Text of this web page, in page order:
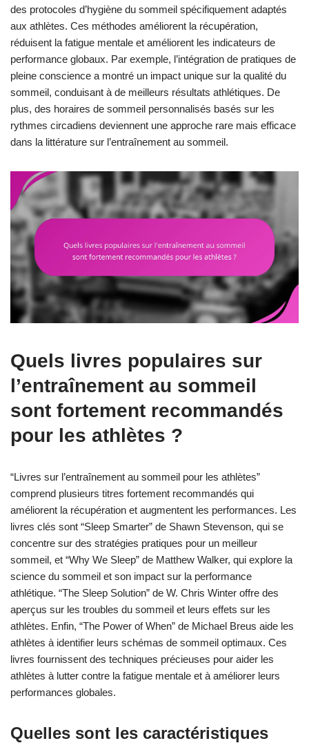
des protocoles d’hygiène du sommeil spécifiquement adaptés
aux athlètes. Ces méthodes améliorent la récupération,
réduisent la fatigue mentale et améliorent les indicateurs de
performance globaux. Par exemple, l’intégration de pratiques de
pleine conscience a montré un impact unique sur la qualité du
sommeil, conduisant à de meilleurs résultats athlétiques. De
plus, des horaires de sommeil personnalisés basés sur les
rythmes circadiens deviennent une approche rare mais efficace
dans la littérature sur l’entraînement au sommeil.
Quels livres populaires sur
l’entraînement au sommeil
sont fortement recommandés
pour les athlètes ?
“Livres sur l’entraînement au sommeil pour les athlètes”
comprend plusieurs titres fortement recommandés qui
améliorent la récupération et augmentent les performances. Les
livres clés sont “Sleep Smarter” de Shawn Stevenson, qui se
concentre sur des stratégies pratiques pour un meilleur
sommeil, et “Why We Sleep” de Matthew Walker, qui explore la
science du sommeil et son impact sur la performance
athlétique. “The Sleep Solution” de W. Chris Winter offre des
aperçus sur les troubles du sommeil et leurs effets sur les
athlètes. Enfin, “The Power of When” de Michael Breus aide les
athlètes à identifier leurs schémas de sommeil optimaux. Ces
livres fournissent des techniques précieuses pour aider les
athlètes à lutter contre la fatigue mentale et à améliorer leurs
performances globales.
Quelles sont les caractéristiques